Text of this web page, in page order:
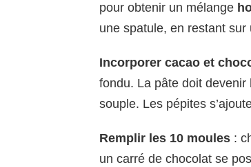
pour obtenir un mélange
une spatule, en restant sur
Incorporer cacao et
fondu. La pâte doit devenir
souple. Les pépites
Remplir les 10 moules :
un carré de chocolat se